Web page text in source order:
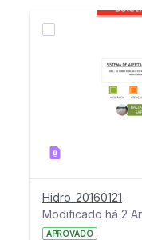
Hidro_20160121
Modificado há 2
APROVADO